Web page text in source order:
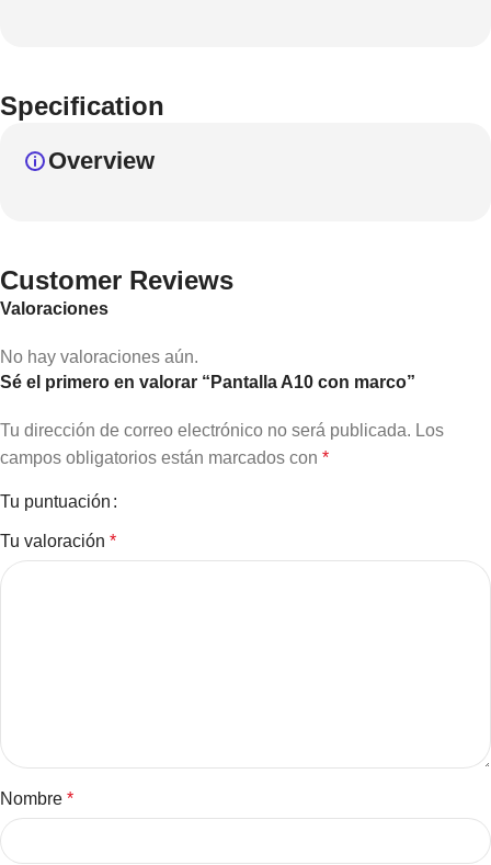
Specification
Overview
Customer Reviews
Valoraciones
No hay valoraciones aún.
Sé el primero en valorar “Pantalla A10 con marco”
Tu dirección de correo electrónico no será publicada. Los
campos obligatorios están marcados con *
Tu puntuación
Tu valoración *
Nombre *